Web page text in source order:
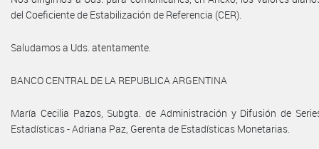
del Coeficiente de Estabilización de Referencia (CER).
Saludamos a Uds. atentamente.
BANCO CENTRAL DE LA REPUBLICA ARGENTINA
María Cecilia Pazos, Subgta. de Administración y Difusión de
Estadísticas - Adriana Paz, Gerenta de Estadísticas Monetarias.